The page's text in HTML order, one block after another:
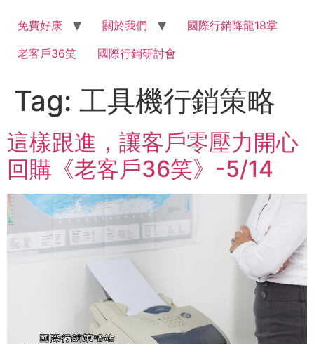
免費好康 關於我們
國際行銷降龍18掌
老客戶36笑
國際行銷研討會
Tag: 工具機行銷策略
這樣跟進，讓客戶零壓力開心
回購《老客戶36笑》-5/14